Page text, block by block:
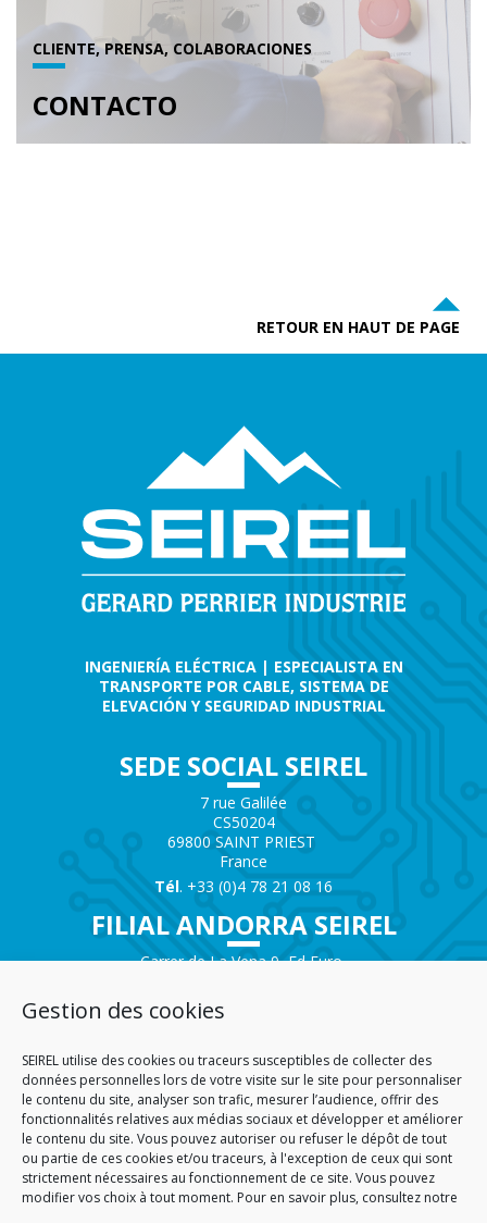
Gestion des cookies
SEIREL utilise des cookies ou traceurs susceptibles de collecter des
données personnelles lors de votre visite sur le site pour personnaliser
le contenu du site, analyser son trafic, mesurer l’audience, offrir des
fonctionnalités relatives aux médias sociaux et développer et améliorer
le contenu du site. Vous pouvez autoriser ou refuser le dépôt de tout
ou partie de ces cookies et/ou traceurs, à l'exception de ceux qui sont
strictement nécessaires au fonctionnement de ce site. Vous pouvez
modifier vos choix à tout moment. Pour en savoir plus, consultez notre
CLIENTE, PRENSA, COLABORACIONES
CONTACTO
RETOUR EN HAUT DE PAGE
INGENIERÍA ELÉCTRICA | ESPECIALISTA EN
TRANSPORTE POR CABLE, SISTEMA DE
ELEVACIÓN Y SEGURIDAD INDUSTRIAL
SEDE SOCIAL SEIREL
7 rue Galilée
CS50204
69800 SAINT PRIEST
France
Tél. +33 (0)4 78 21 08 16
FILIAL ANDORRA SEIREL
Carrer de La Vena 9, Ed Euro
AD200 – ENCAMP
Andorra
AGENCIA SAVOIE SEIREL
Immeuble 3D
81 Rue de la Petite Eau
73290 LA MOTTE SERVOLEX